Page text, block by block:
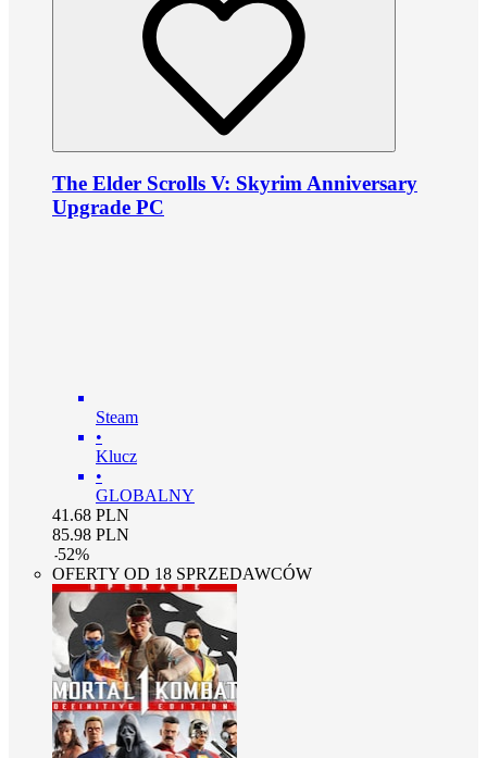
The Elder Scrolls V: Skyrim Anniversary
Upgrade PC
Steam
•
Klucz
•
GLOBALNY
41.68 PLN
85.98 PLN
-52%
OFERTY OD 18 SPRZEDAWCÓW